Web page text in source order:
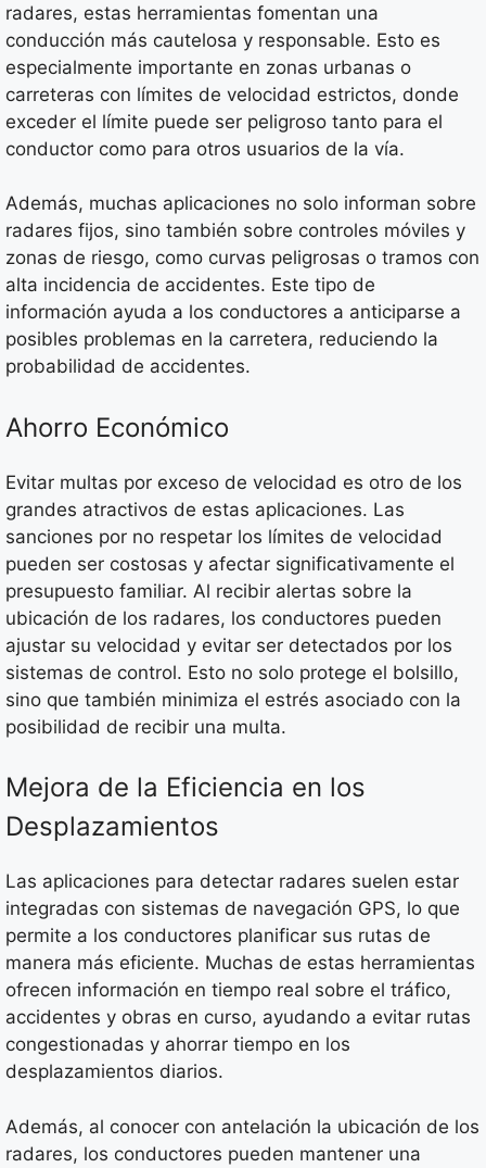
radares, estas herramientas fomentan una
conducción más cautelosa y responsable. Esto es
especialmente importante en zonas urbanas o
carreteras con límites de velocidad estrictos, donde
exceder el límite puede ser peligroso tanto para el
conductor como para otros usuarios de la vía.
Además, muchas aplicaciones no solo informan sobre
radares fijos, sino también sobre controles móviles y
zonas de riesgo, como curvas peligrosas o tramos con
alta incidencia de accidentes. Este tipo de
información ayuda a los conductores a anticiparse a
posibles problemas en la carretera, reduciendo la
probabilidad de accidentes.
Ahorro Económico
Evitar multas por exceso de velocidad es otro de los
grandes atractivos de estas aplicaciones. Las
sanciones por no respetar los límites de velocidad
pueden ser costosas y afectar significativamente el
presupuesto familiar. Al recibir alertas sobre la
ubicación de los radares, los conductores pueden
ajustar su velocidad y evitar ser detectados por los
sistemas de control. Esto no solo protege el bolsillo,
sino que también minimiza el estrés asociado con la
posibilidad de recibir una multa.
Mejora de la Eficiencia en los
Desplazamientos
Las aplicaciones para detectar radares suelen estar
integradas con sistemas de navegación GPS, lo que
permite a los conductores planificar sus rutas de
manera más eficiente. Muchas de estas herramientas
ofrecen información en tiempo real sobre el tráfico,
accidentes y obras en curso, ayudando a evitar rutas
congestionadas y ahorrar tiempo en los
desplazamientos diarios.
Además, al conocer con antelación la ubicación de los
radares, los conductores pueden mantener una